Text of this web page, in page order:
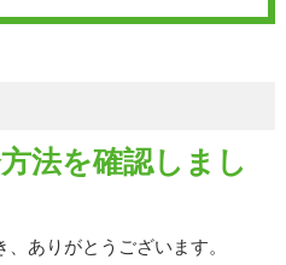
法を確認しまし
ありがとうございます。